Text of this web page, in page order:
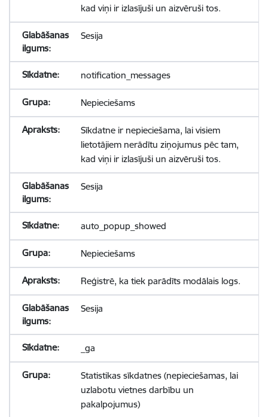
kad viņi ir izlasījuši un aizvēruši tos.
Sesija
notification_messages
Nepieciešams
Sīkdatne ir nepieciešama, lai visiem
lietotājiem nerādītu ziņojumus pēc tam,
kad viņi ir izlasījuši un aizvēruši tos.
Sesija
auto_popup_showed
Nepieciešams
Reģistrē, ka tiek parādīts modālais logs.
Sesija
_ga
Statistikas sīkdatnes (nepieciešamas, lai
uzlabotu vietnes darbību un
pakalpojumus)